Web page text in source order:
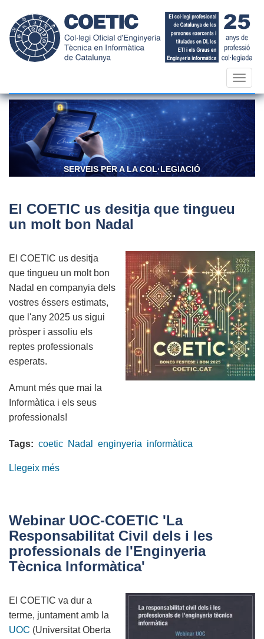
contingut
CONFIANÇA I RESPONSABILITAT
El COETIC us desitja que tingueu
un molt bon Nadal
El COETIC us desitja
que tingueu un molt bon
Nadal en companyia dels
vostres éssers estimats,
que l'any 2025 us sigui
pròsper i assoliu els
reptes professionals
esperats.
Amunt més que mai la
Informàtica i els seus
professionals!
Tags: coetic Nadal enginyeria informàtica
Llegeix més
desitja
que
tingueu
un
bon
Nadal
Webinar UOC-COETIC 'La
Responsabilitat Civil dels i les
professionals de l'Enginyeria
Tècnica Informàtica'
El COETIC va dur a
terme, juntament amb la
UOC (Universitat Oberta